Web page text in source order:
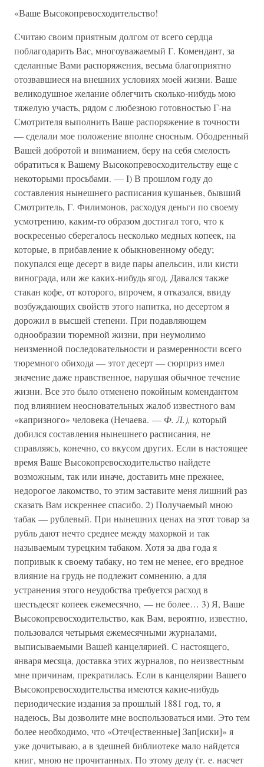
«Ваше Высокопревосходительство!
Считаю своим приятным долгом от всего сердца
поблагодарить Вас, многоуважаемый Г. Комендант, за
сделанные Вами распоряжения, весьма благоприятно
отозвавшиеся на внешних условиях моей жизни. Ваше
великодушное желание облегчить сколько-нибудь мою
тяжелую участь, рядом с любезною готовностью Г-на
Смотрителя выполнить Ваше распоряжение в точности
— сделали мое положение вполне сносным. Ободренный
Вашей добротой и вниманием, беру на себя смелость
обратиться к Вашему Высокопревосходительству еще с
некоторыми просьбами. — I) В прошлом году до
составления нынешнего расписания кушаньев, бывший
Смотритель, Г. Филимонов, расходуя деньги по своему
усмотрению, каким-то образом достигал того, что к
воскресенью сберегалось несколько медных копеек, на
которые, в прибавление к обыкновенному обеду;
покупался еще десерт в виде пары апельсин, или кисти
винограда, или же каких-нибудь ягод. Давался также
стакан кофе, от которого, впрочем, я отказался, ввиду
возбуждающих свойств этого напитка, но десертом я
дорожил в высшей степени. При подавляющем
однообразии тюремной жизни, при неумолимо
неизменной последовательности и размеренности всего
тюремного обихода — этот десерт — сюрприз имел
значение даже нравственное, нарушая обычное течение
жизни. Все это было отменено покойным комендантом
под влиянием неосновательных жалоб известного вам
«капризного» человека (Нечаева. — Ф. Л.), который
добился составления нынешнего расписания, не
справляясь, конечно, со вкусом других. Если в настоящее
время Ваше Высокопревосходительство найдете
возможным, так или иначе, доставить мне прежнее,
недорогое лакомство, то этим заставите меня лишний раз
сказать Вам искреннее спасибо. 2) Получаемый мною
табак — рублевый. При нынешних ценах на этот товар за
рубль дают нечто среднее между махоркой и так
называемым турецким табаком. Хотя за два года я
попривык к своему табаку, но тем не менее, его вредное
влияние на грудь не подлежит сомнению, а для
устранения этого неудобства требуется расход в
шестьдесят копеек ежемесячно, — не более… 3) Я, Ваше
Высокопревосходительство, как Вам, вероятно, известно,
пользовался четырьмя ежемесячными журналами,
выписываемыми Вашей канцелярией. С настоящего,
января месяца, доставка этих журналов, по неизвестным
мне причинам, прекратилась. Если в канцелярии Вашего
Высокопревосходительства имеются какие-нибудь
периодические издания за прошлый 1881 год, то, я
надеюсь, Вы дозволите мне воспользоваться ими. Это тем
более необходимо, что «Отеч[ественные] Зап[иски]» я
уже дочитываю, а в здешней библиотеке мало найдется
книг, мною не прочитанных. По этому делу (т. е. насчет